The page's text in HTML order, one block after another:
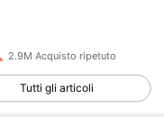
2.9M Acquisto ripetuto
Tutti gli articoli